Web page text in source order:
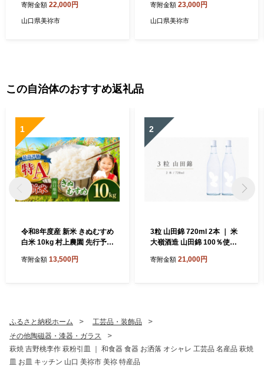
チン 山口 美祢市 美祢 特産品
寄附金額 22,000円
山口県美祢市
名産品 山口 美祢 特産品
寄附金額 23,000円
山口県美祢市
この自治体のおすすめ返礼品
1
令和8年度産 新米 きぬむすめ
白米 10kg 村上農園 先行予約
末まで順次発送 ＞ ｜ 精米 新
寄附金額 13,500円
2
3粒 山田錦 720ml 2本 ｜ 米
大嶺酒造 山田錦 100％使用
カット香 白ワイン感覚 日本
寄附金額 21,000円
ふるさと納税ホーム
工芸品・装飾品
その他陶磁器・漆器・ガラス
萩焼 吉野桃李作 萩粉引皿 ｜ 和食器 食器 お洒落 オシャレ 工芸品 名産品 萩焼
皿 お皿 キッチン 山口 美祢市 美祢 特産品